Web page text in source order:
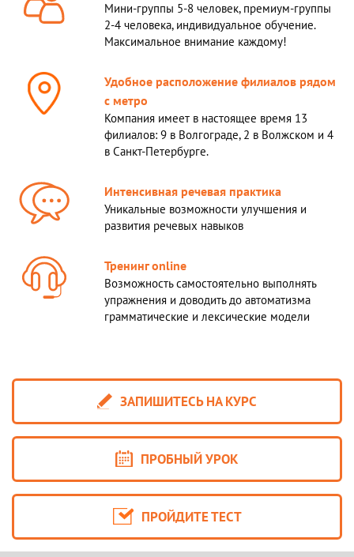
Мини-группы 5-8 человек, премиум-группы
2-4 человека, индивидуальное обучение.
Максимальное вниманиe каждому!
Удобное расположение филиалов рядом
с метро
Компания имеет в настоящее время 13
филиалов: 9 в Волгограде, 2 в Волжском и 4
в Санкт-Петербурге.
Интенсивная речевая практика
Уникальные возможности улучшения и
развития речевых навыков
Тренинг online
Возможность самостоятельно выполнять
упражнения и доводить до автоматизма
грамматические и лексические модели
ЗАПИШИТЕСЬ НА КУРС
ПРОБНЫЙ УРОК
ПРОЙДИТЕ ТЕСТ